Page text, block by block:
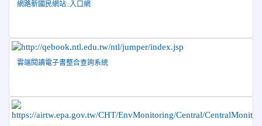
2026-06-02
榮譽
賀 本校跆拳道隊參加 115年花蓮縣「縣
長盃」跆拳道錦標賽暨全國少年盃花蓮縣代表隊選拔賽 榮獲
Show and Tell榮獲佳績
網路新國民網站::入口網
雲端閱讀電子書整合查詢系統